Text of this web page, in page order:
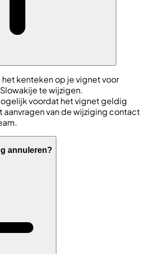
het kenteken op je vignet voor
te wijzigen.
voordat het vignet geldig
aanvragen van de wijziging contact
annuleren?